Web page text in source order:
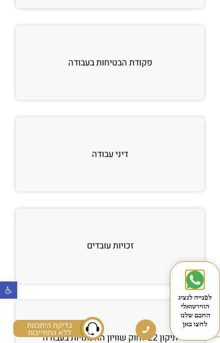
בדיקת היתכנות
ללא התחייבות
פקודת הבטיחות בעבודה
דיני עבודה
זכויות עובדים
תיקון 22 לחוק שוויון הזדמנויות בעבודה
לפנייה לנציג
הווירטואלי
החכם שלנו
לחצו כאן